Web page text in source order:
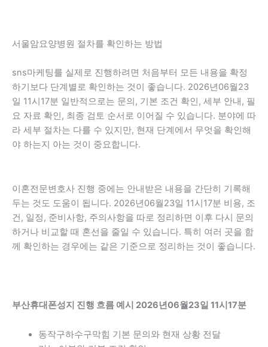
서울암요양병원 절차를 확인하는 방법
sns마케팅를 실제로 진행하려면 처음부터 모든 내용을 확정
하기보다 단계별로 확인하는 것이 좋습니다. 2026년06월23
일 11시17분 일반적으로는 문의, 기본 조건 확인, 세부 안내, 필
요 자료 확인, 최종 검토 순서로 이어질 수 있습니다. 분야에 따
라 세부 절차는 다를 수 있지만, 현재 단계에서 무엇을 확인해
야 하는지 아는 것이 중요합니다.
이혼전문변호사 진행 중에는 안내받은 내용을 간단히 기록해
두는 것도 도움이 됩니다. 2026년06월23일 11시17분 비용, 조
건, 일정, 준비사항, 주의사항을 따로 정리하면 이후 다시 문의
하거나 비교할 때 혼선을 줄일 수 있습니다. 특히 여러 곳을 함
께 확인하는 경우에는 같은 기준으로 정리하는 것이 좋습니다.
부산휴대폰성지 진행 흐름 예시 2026년06월23일 11시17분
동작구하수구막힘 기본 문의와 현재 상황 전달